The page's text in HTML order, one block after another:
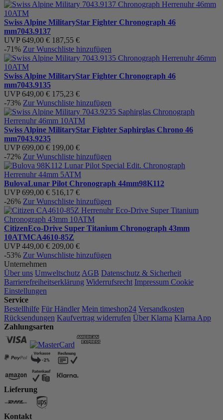
Swiss Alpine MilitaryStar Fighter Chronograph 46
mm7043.9137
UVP 649,00 € 187,55 €
-71% Zur Wunschliste hinzufügen
Swiss Alpine MilitaryStar Fighter Chronograph 46
mm7043.9135
UVP 649,00 € 175,23 €
-73% Zur Wunschliste hinzufügen
Swiss Alpine MilitaryStar Fighter Saphirglas Chrono 46
mm7043.9235
UVP 699,00 € 199,00 €
-72% Zur Wunschliste hinzufügen
BulovaLunar Pilot Chronograph 44mm98K112
UVP 699,00 € 516,17 €
-26% Zur Wunschliste hinzufügen
CitizenEco-Drive Super Titanium Chronograph 43mm
10ATMCA4610-85Z
UVP 449,00 € 209,00 €
-53% Zur Wunschliste hinzufügen
Unternehmen
Über uns Umweltschutz AGB Datenschutz & Sicherheit
Barrierefreiheitserklärung Widerrufsrecht Impressum Cookie
Einstellungen
Service
Bestellhilfe Für Händler Mein timeshop24 Versandkosten
Rücksendungen Kaufvertrag widerrufen Über Klarna Klarna App
Zahlungsarten
Lieferung
Kontakt